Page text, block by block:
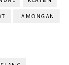
LAMONGAN